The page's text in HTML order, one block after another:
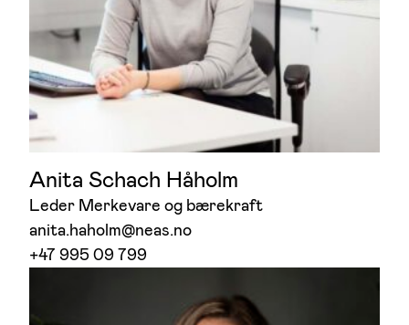
Anita Schach Håholm
Leder Merkevare og bærekraft
anita.haholm@neas.no
+47 995 09 799